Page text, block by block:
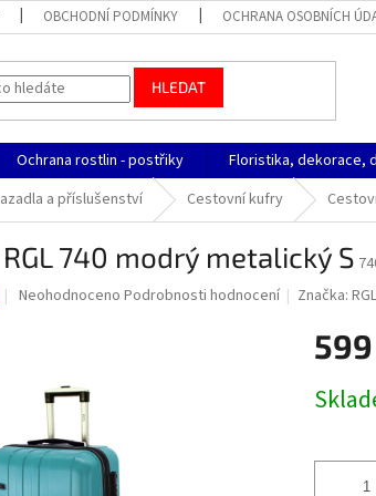
OBCHODNÍ PODMÍNKY OCHRANA OSOBNÍCH
HLEDAT
Ochrana rostlin - postřiky Floristika, dekorace,
a příslušenství Cestovní kufry
740 modrý metalický S
Průměrné
hvězdiček.
Neohodnoceno Podrobnosti hodnocení Značka:RGL
cena: